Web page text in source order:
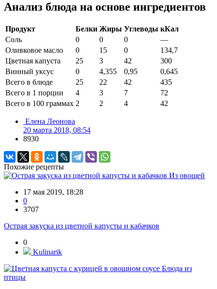
Анализ блюда на основе ингредиентов
Продукт Белки Жиры Углеводы кКал
Соль
0 0 0
—
Оливковое масло
0 15 0
134,7
Цветная капуста
25 3 42
300
Винный уксус
0 4,355 0,95
0,645
Всего в блюде
25 22 42
435
Всего в 1 порции
4 3 7
72
Всего в 100 граммах 2 2 4 42
Елена Леонова
20 марта 2018, 08:54
8930
Похожие рецепты
Из овощей
17 мая 2019, 18:28
0
3707
Острая закуска из цветной капусты и кабачков
0
Kulinarik
Блюда из
птицы